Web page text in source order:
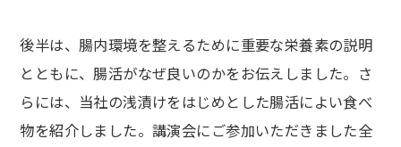
後半は、腸内環境を整えるために重要な栄養素の説明
とともに、腸活がなぜ良いのかをお伝えしました。さ
らには、当社の浅漬けをはじめとした腸活によい食べ
物を紹介しました。講演会にご参加いただきました全